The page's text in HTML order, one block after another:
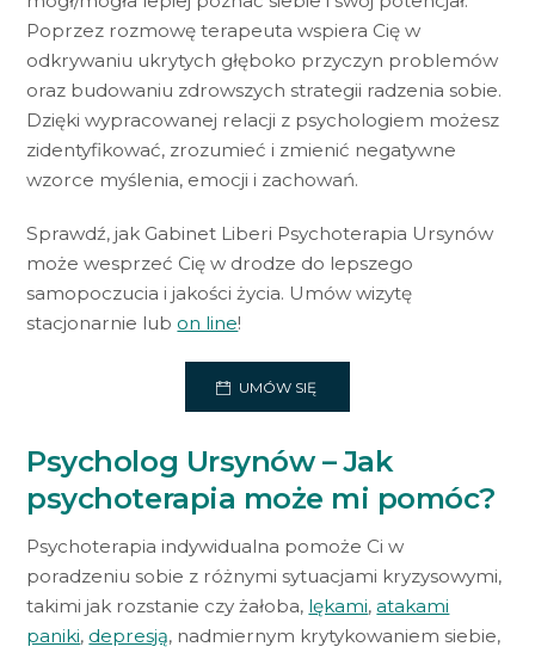
Poprzez rozmowę terapeuta wspiera Cię w
odkrywaniu ukrytych głęboko przyczyn problemów
oraz budowaniu zdrowszych strategii radzenia sobie.
Dzięki wypracowanej relacji z psychologiem możesz
zidentyfikować, zrozumieć i zmienić negatywne
wzorce myślenia, emocji i zachowań.
Sprawdź, jak Gabinet Liberi Psychoterapia Ursynów
może wesprzeć Cię w drodze do lepszego
samopoczucia i jakości życia. Umów wizytę
stacjonarnie lub on line!
UMÓW SIĘ
Psycholog Ursynów – Jak
psychoterapia może mi pomóc?
Psychoterapia indywidualna pomoże Ci w
poradzeniu sobie z różnymi sytuacjami kryzysowymi,
takimi jak rozstanie czy żałoba, lękami,atakami
paniki, depresją, nadmiernym krytykowaniem siebie,